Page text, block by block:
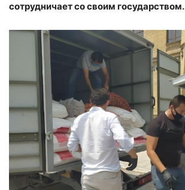
сотрудничает со своим государством.